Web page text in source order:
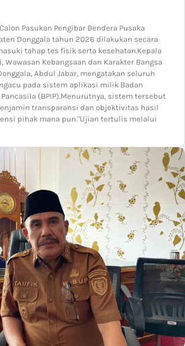
Pasukan Pengibar Bendera Pusaka
Donggala tahun 2026 dilakukan secara
tahap tes fisik serta kesehatan.Kepala
Wawasan Kebangsaan dan Karakter Bangsa
Abdul Jabar, mengatakan seluruh
pada sistem aplikasi milik Badan
(BPIP).Menurutnya, sistem tersebut
transparansi dan objektivitas hasil
pihak mana pun."Ujian tertulis melalui